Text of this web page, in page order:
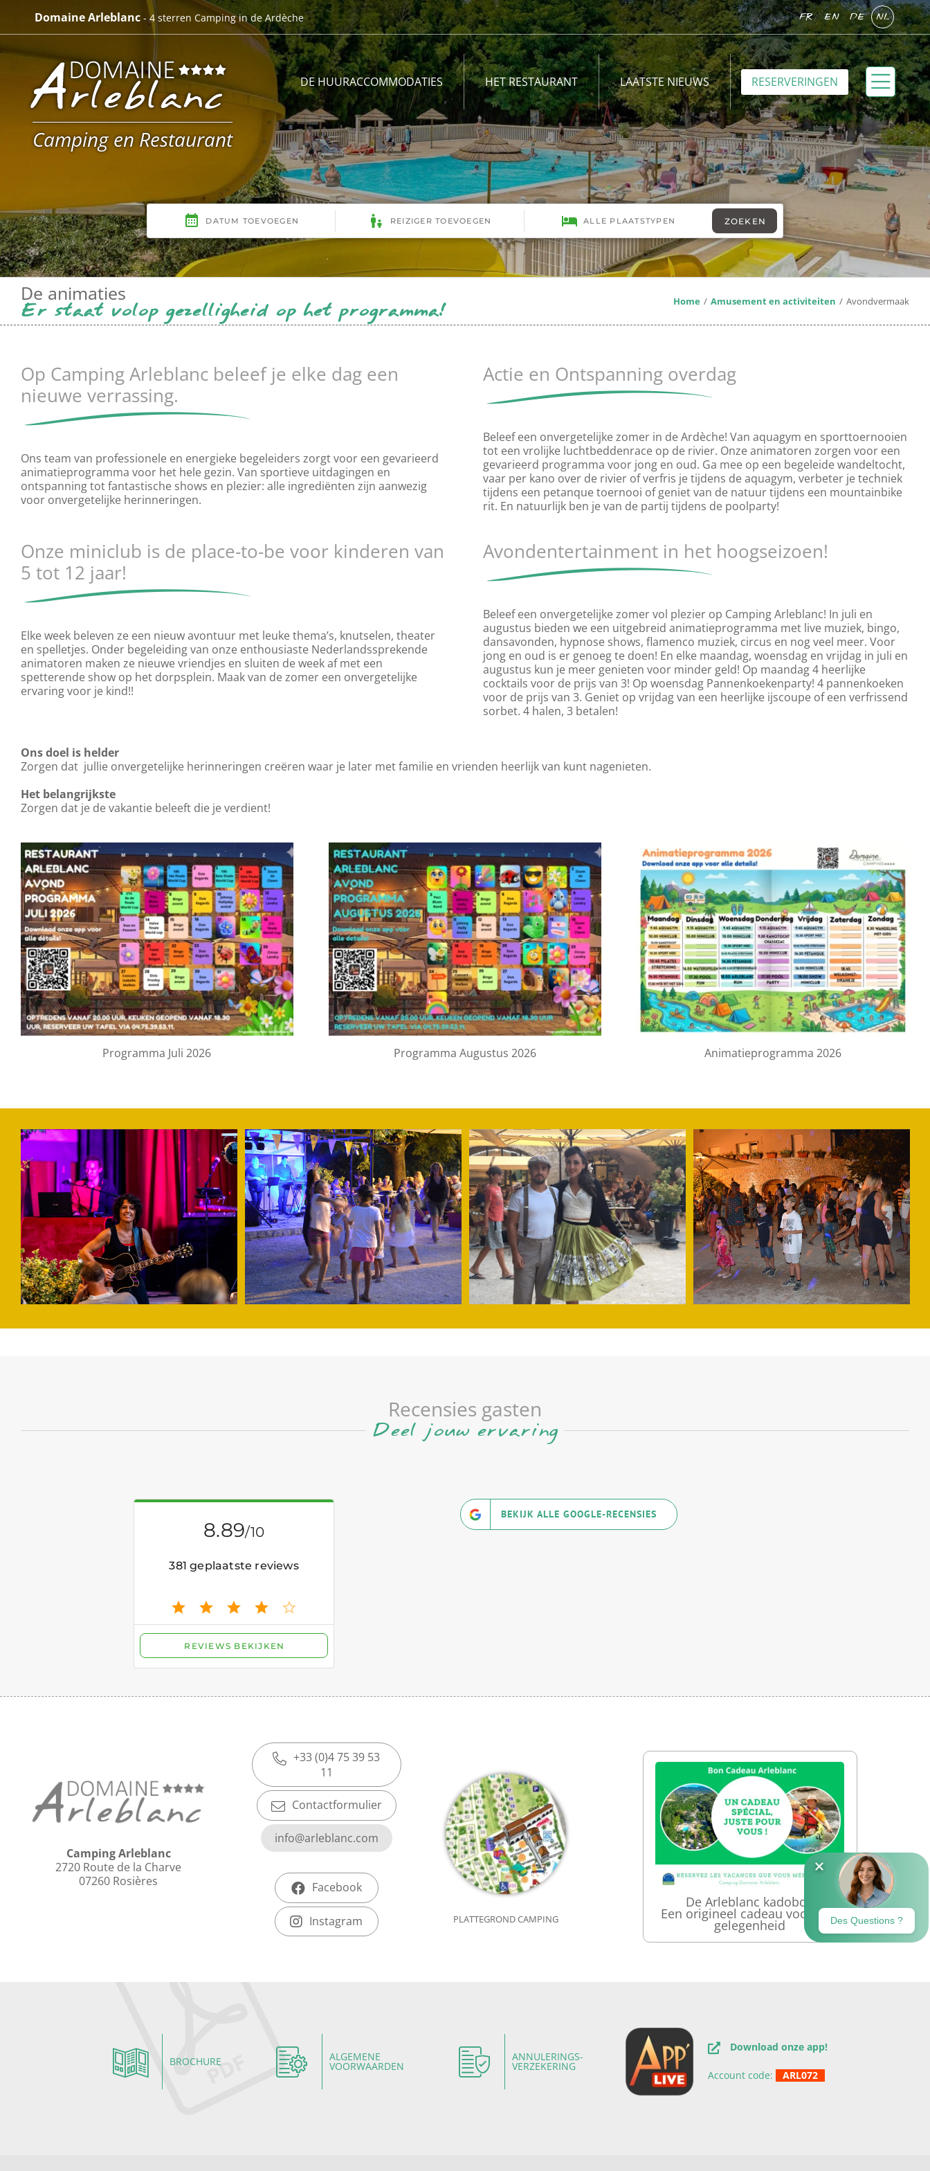
content
Domaine Arleblanc - 4 sterren Camping in de Ardèche FR EN DE NL
Camping en Restaurant
DE HUURACCOMMODATIES HET RESTAURANT LAATSTE NIEUWS RESERVERINGEN
De animaties
Er staat volop gezelligheid op het programma! Home Amusement en activiteiten Avondvermaak
Op Camping Arleblanc beleef je elke dag een
nieuwe verrassing.
Ons team van professionele en energieke begeleiders zorgt voor een gevarieerd
animatieprogramma voor het hele gezin. Van sportieve uitdagingen en
ontspanning tot fantastische shows en plezier: alle ingrediënten zijn aanwezig
voor onvergetelijke herinneringen.
Actie en Ontspanning overdag
Beleef een onvergetelijke zomer in de Ardèche! Van aquagym en sporttoernooien
tot een vrolijke luchtbeddenrace op de rivier. Onze animatoren zorgen voor een
gevarieerd programma voor jong en oud. Ga mee op een begeleide wandeltocht,
vaar per kano over de rivier of verfris je tijdens de aquagym, verbeter je techniek
tijdens een petanque toernooi of geniet van de natuur tijdens een mountainbike
rit. En natuurlijk ben je van de partij tijdens de poolparty!
Onze miniclub is de place-to-be voor kinderen van
5 tot 12 jaar!
Elke week beleven ze een nieuw avontuur met leuke thema’s, knutselen, theater
en spelletjes. Onder begeleiding van onze enthousiaste Nederlandssprekende
animatoren maken ze nieuwe vriendjes en sluiten de week af met een
spetterende show op het dorpsplein. Maak van de zomer een onvergetelijke
ervaring voor je kind!!
Avondentertainment in het hoogseizoen!
Beleef een onvergetelijke zomer vol plezier op Camping Arleblanc! In juli en
augustus bieden we een uitgebreid animatieprogramma met live muziek, bingo,
dansavonden, hypnose shows, flamenco muziek, circus en nog veel meer. Voor
jong en oud is er genoeg te doen! En elke maandag, woensdag en vrijdag in juli en
augustus kun je meer genieten voor minder geld! Op maandag 4 heerlijke
cocktails voor de prijs van 3! Op woensdag Pannenkoekenparty! 4 pannenkoeken
voor de prijs van 3. Geniet op vrijdag van een heerlijke ijscoupe of een verfrissend
sorbet. 4 halen, 3 betalen!
Ons doel is helder
Zorgen dat jullie onvergetelijke herinneringen creëren waar je later met familie en vrienden heerlijk van kunt nagenieten.
Het belangrijkste
Zorgen dat je de vakantie beleeft die je verdient!
Programma Juli 2026 Programma Augustus 2026 Animatieprogramma 2026
Recensies gasten
Deel jouw ervaring
BEKIJK ALLE GOOGLE-RECENSIES
Camping Arleblanc
2720 Route de la Charve
07260 Rosières
+33 (0)4 75 39 53
11
Contactformulier
info@arleblanc.com
Facebook
Instagram PLATTEGROND CAMPING
De Arleblanc kadobon
Een origineel cadeau voor elke
gelegenheid
BROCHURE ALGEMENE
VOORWAARDEN
ANNULERINGS-
VERZEKERING
Download onze app!
Account code: ARL072